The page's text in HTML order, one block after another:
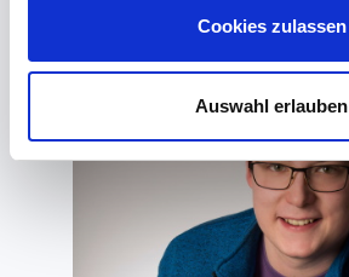
Cookies zulassen
Auswahl erlauben